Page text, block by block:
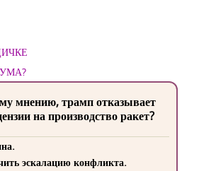
мнению, трамп отказывает
на производство ракет?
эскалацию конфликта.